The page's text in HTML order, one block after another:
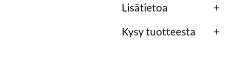
Lisätietoa
Kysy tuotteesta